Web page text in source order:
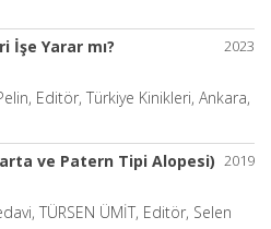
2023
İşe Yarar mı?
Editör, Türkiye Kinikleri, Ankara,
2019
ve Patern Tipi Alopesi)
TÜRSEN ÜMİT, Editör, Selen